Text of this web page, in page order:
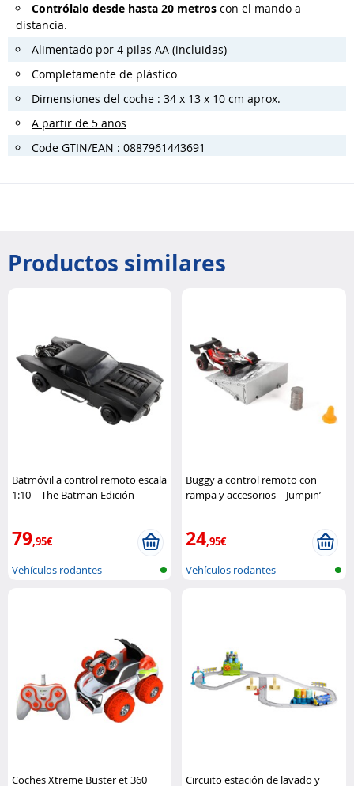
Contrólalo desde hasta 20 metros con el mando a
distancia.
Alimentado por 4 pilas AA (incluidas)
Completamente de plástico
Dimensiones del coche : 34 x 13 x 10 cm aprox.
A partir de 5 años
Code GTIN/EAN : 0887961443691
Productos similares
Batmóvil a control remoto escala
1:10 – The Batman Edición
79,95€
Vehículos rodantes
Buggy a control remoto con
rampa y accesorios – Jumpin’
24,95€
Vehículos rodantes
Coches Xtreme Buster et 360 Circuito estación de lavado y